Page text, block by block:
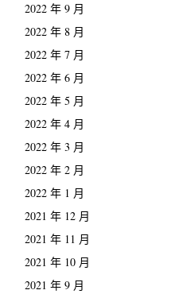
2022 年 9 月
2022 年 8 月
2022 年 7 月
2022 年 6 月
2022 年 5 月
2022 年 4 月
2022 年 3 月
2022 年 2 月
2022 年 1 月
2021 年 12 月
2021 年 11 月
2021 年 10 月
2021 年 9 月